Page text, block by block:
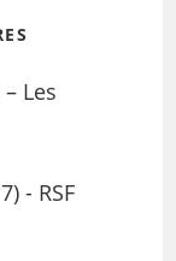
Les
- RSF